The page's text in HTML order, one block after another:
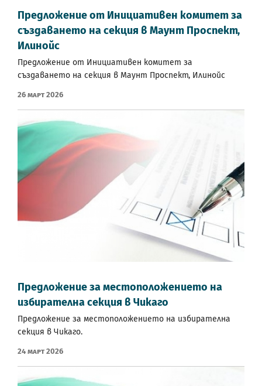
Предложение от Инициативен комитет за
създаването на секция в Маунт Проспект,
Илинойс
Предложение от Инициативен комитет за
създаването на секция в Маунт Проспект, Илинойс
26 Март 2026
Предложение за местоположението на
избирателна секция в Чикаго
Предложение за местоположението на избирателна
секция в Чикаго.
24 Март 2026